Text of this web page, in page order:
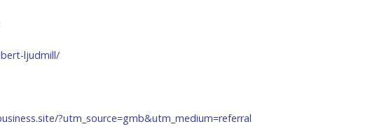
ljudmill/
?utm_source=gmb&utm_medium=referral